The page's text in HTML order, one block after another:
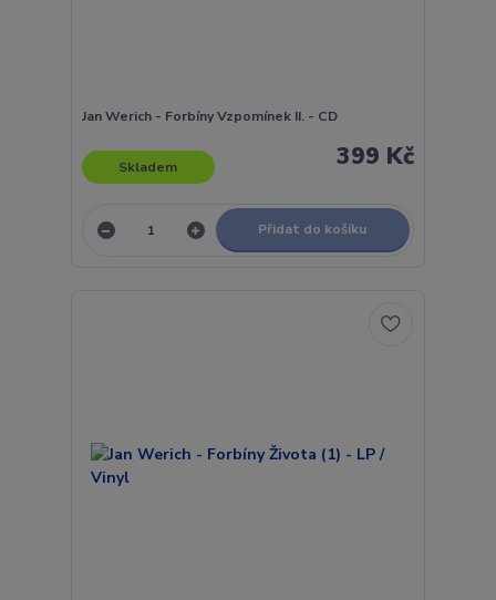
Jan Werich - Forbíny Vzpomínek II. - CD
399 Kč
Skladem
Přidat do košíku